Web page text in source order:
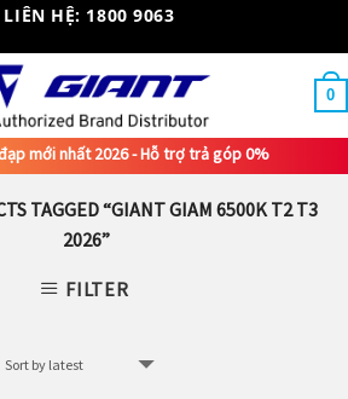
LIÊN HỆ: 1800 9063
0
mới nhất 2026 - Hỗ trợ trả góp 0%
TAGGED “GIANT GIAM 6500K T2 T3
2026”
FILTER